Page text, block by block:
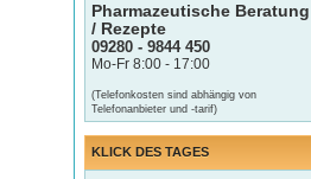
Pharmazeutische Beratung
/ Rezepte
09280 - 9844 450
Mo-Fr 8:00 - 17:00
(Telefonkosten sind abhängig von
Telefonanbieter und -tarif)
KLICK DES TAGES